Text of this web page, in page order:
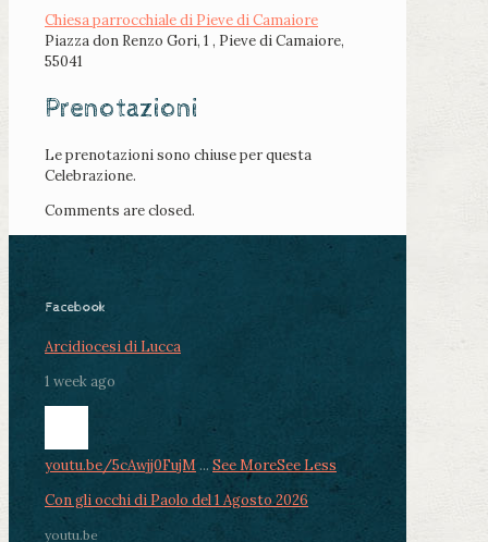
Chiesa parrocchiale di Pieve di Camaiore
Piazza don Renzo Gori, 1 , Pieve di Camaiore,
55041
Prenotazioni
Le prenotazioni sono chiuse per questa
Celebrazione.
Comments are closed.
Facebook
Arcidiocesi di Lucca
1 week ago
youtu.be/5cAwjj0FujM ... See MoreSee Less
Con gli occhi di Paolo del 1 Agosto 2026
youtu.be